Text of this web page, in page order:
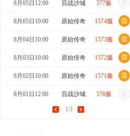
8月05日12:00 百战沙城 577服
8月05日10:00 原始传奇 1574服
8月04日10:00 原始传奇 1573服
8月03日10:00 原始传奇 1572服
8月02日10:00 原始传奇 1571服
8月01日12:00 百战沙城 576服
原始传奇
1/3